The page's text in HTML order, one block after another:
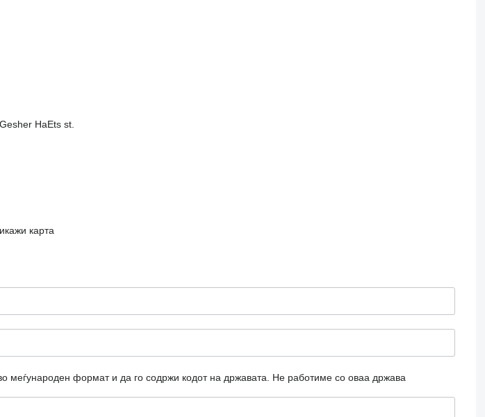
HaEts st.
карта
меѓународен формат и да го содржи кодот на државата. Не работиме со оваа држава